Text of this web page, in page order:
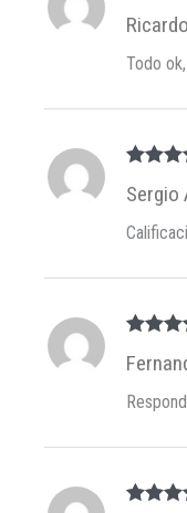
5de 5
Todo
5de 5
Sergio
5de 5